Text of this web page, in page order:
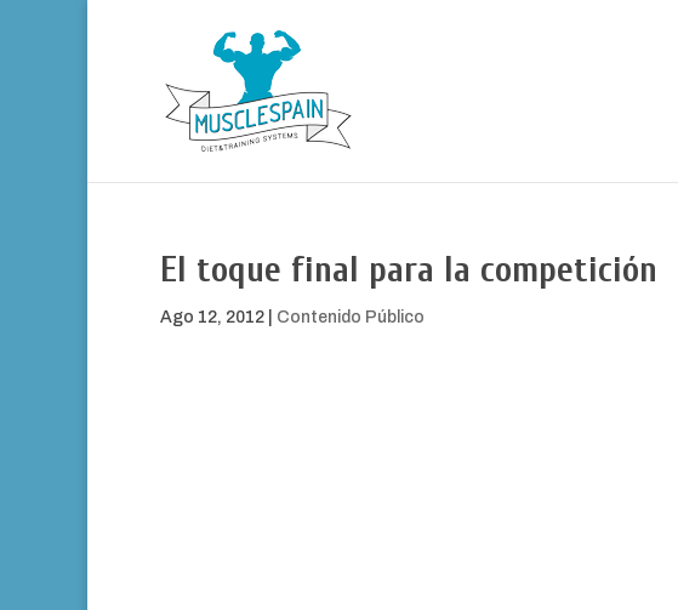
El toque final para la competición
Ago 12, 2012 Contenido Público